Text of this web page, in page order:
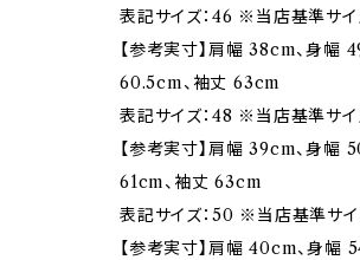
表記サイズ：46 ※当店基準サイ
【参考実寸】肩幅 38cm、身幅
60.5cm、袖丈 63cm
表記サイズ：48 ※当店基準サイ
【参考実寸】肩幅 39cm、身幅
61cm、袖丈 63cm
表記サイズ：50 ※当店基準サイ
【参考実寸】肩幅 40cm、身幅